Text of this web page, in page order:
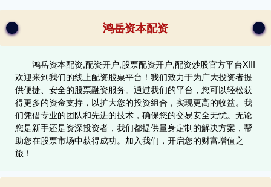
鸿岳资本配资
鸿岳资本配资,配资开户,股票配资开户,配资炒股官方平台XIII‌
欢迎来到我们的线上配资股票平台！我们致力于为广大投资者提
供便捷、安全的股票融资服务。通过我们的平台，您可以轻松获
得更多的资金支持，以扩大您的投资组合，实现更高的收益。我
们凭借专业的团队和先进的技术，确保您的交易安全无忧。无论
您是新手还是资深投资者，我们都提供量身定制的解决方案，帮
助您在股票市场中获得成功。加入我们，开启您的财富增值之
旅！